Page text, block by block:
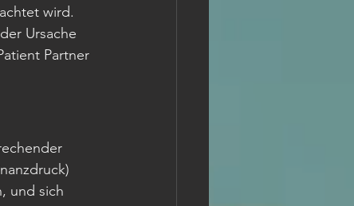
wird.
Ursache
Partner
und sich